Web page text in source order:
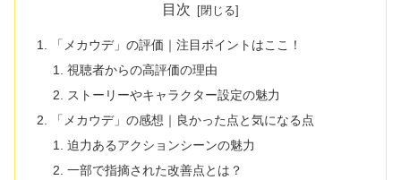
目次
「メカウデ」の評価｜注目ポイントはここ！
視聴者からの高評価の理由
ストーリーやキャラクター設定の魅力
「メカウデ」の感想｜良かった点と気になる点
迫力あるアクションシーンの魅力
一部で指摘された改善点とは？